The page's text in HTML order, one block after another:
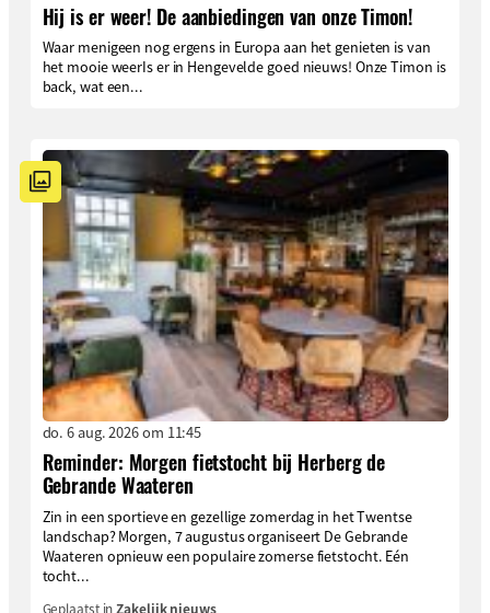
Hij is er weer! De aanbiedingen van onze Timon!
Waar menigeen nog ergens in Europa aan het genieten is van
het mooie weerIs er in Hengevelde goed nieuws! Onze Timon is
back, wat een...
do. 6 aug. 2026 om 11:45
Reminder: Morgen fietstocht bij Herberg de
Gebrande Waateren
Zin in een sportieve en gezellige zomerdag in het Twentse
landschap? Morgen, 7 augustus organiseert De Gebrande
Waateren opnieuw een populaire zomerse fietstocht. Eén
tocht...
Geplaatst inZakelijk nieuws